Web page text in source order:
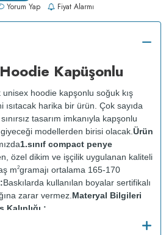
Yorum Yap Fiyat Alarmı
Kapüşonlu
unisex hoodie kapşonlu soğuk kış
ısıtacak harika bir ürün. Çok sayıda
tasarım imkanıyla kapşonlu
modellerden birisi olacak. Ürün
1.sınıf compact penye
özel dikim ve işçilik uygulanan kaliteli
m2gramajı ortalama 165-170
Baskılarda kullanılan boyalar sertifikalı
zarar vermez. Materyal Bilgileri
Kalınlığı :